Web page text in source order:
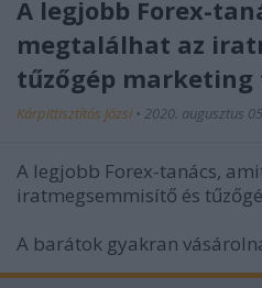
A legjobb Forex-
megtalálhat az
tűzőgép
Kárpittisztítós Józsi • 2020. augusztus 05.
A legjobb Forex-tanács,
iratmegsemmisítő és
A barátok gyakran